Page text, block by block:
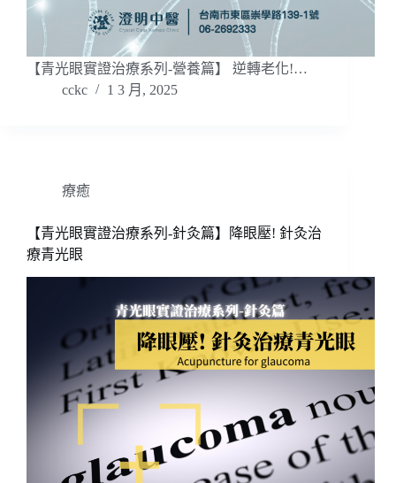
【青光眼實證治療系列-營養篇】 逆轉老化!…
cckc
1 3 月, 2025
療癒
【青光眼實證治療系列-針灸篇】降眼壓! 針灸治
療青光眼